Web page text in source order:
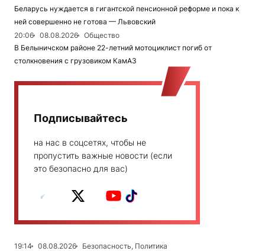
Беларусь нуждается в гигантской пенсионной реформе и пока к
ней совершенно не готова — Львовский
20:06
08.08.2026
Общество
В Белыничском районе 22-летний мотоциклист погиб от
столкновения с грузовиком КамАЗ
Подписывайтесь
на нас в соцсетях, чтобы не
пропустить важные новости (если
это безопасно для вас)
19:14 08.08.2026
Безопасность, Политика